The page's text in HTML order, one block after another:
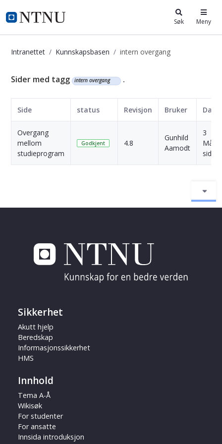
i.ntnu.no Søk Meny
Intranettet Kunnskapsbasen intern overgang
Kunnskapsbasen
Sider med tagg intern overgang .
Side status Revisjon Bruker Dato
Overgang
mellom
studieprogram
Godkjent 4.8
Gunhild
Aamodt
3
siden
Sikkerhet
Akutt hjelp
Beredskap
Informasjonssikkerhet
HMS
Innhold
Tema A-Å
Wikisøk
For studenter
For ansatte
Innsida introduksjon